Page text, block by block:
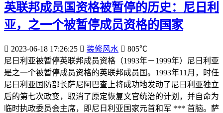
英联邦成员国资格被暂停的历史：尼日利
亚，之一个被暂停成员资格的国家
2023-06-18 17:26:25 装修风水
805℃
尼日利亚被暂停英联邦成员资格（1993年－1999年）尼日利亚
是之一个被暂停成员资格的英联邦成员国。1993年11月，时任
尼日利亚国防部长萨尼阿巴查上将成功地发动了尼日利亚独立
后的第七次政变，取消了原定恢复文官统治的计划，并自命为
临时执政委员会主席，即尼日利亚国家元首和军 *** 首脑。萨